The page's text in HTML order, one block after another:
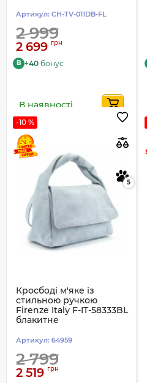
Артикул: CH-TV-011DB-FL
2 999
2 699 грн
B +40 бонус
В наявності
-10 %
5
Кросбоді м'яке із
стильною ручкою
Firenze Italy F-IT-58333BL
блакитне
Артикул: 64959
2 799
2 519 грн